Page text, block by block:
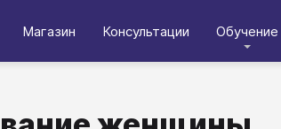
Магазин Консультации Обучение